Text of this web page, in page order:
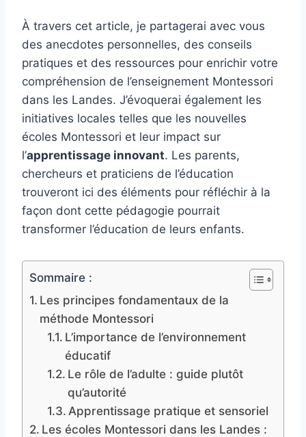
À travers cet article, je partagerai avec vous
des anecdotes personnelles, des conseils
pratiques et des ressources pour enrichir votre
compréhension de l’enseignement Montessori
dans les Landes. J’évoquerai également les
initiatives locales telles que les nouvelles
écoles Montessori et leur impact sur
l’apprentissage innovant. Les parents,
chercheurs et praticiens de l’éducation
trouveront ici des éléments pour réfléchir à la
façon dont cette pédagogie pourrait
transformer l’éducation de leurs enfants.
Sommaire :
Les principes fondamentaux de la
méthode Montessori
L’importance de l’environnement
éducatif
Le rôle de l’adulte : guide plutôt
qu’autorité
Apprentissage pratique et sensoriel
Les écoles Montessori dans les Landes :